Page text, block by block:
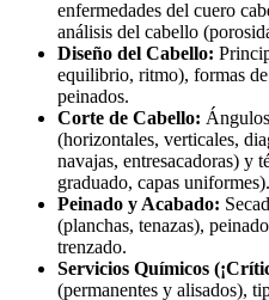
enfermedades del cuero
análisis del cabello
Diseño del Cabello:
equilibrio, ritmo), formas
peinados.
Corte de Cabello:
(horizontales, verticales,
navajas, entresacadoras) y
graduado, capas uniformes).
Peinado y Acabado:
(planchas, tenazas),
trenzado.
Servicios Químicos
(permanentes y alisados),